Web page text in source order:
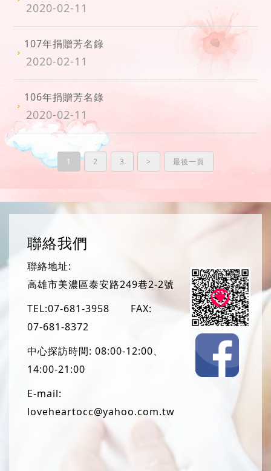
2020-02-11
107年捐贈芳名錄
2020-02-11
106年捐贈芳名錄
2020-02-11
1 2 3 > 最後一頁
聯絡我們
聯絡地址:
高雄市美濃區泰安路249巷2-2號
TEL:07-681-3958
FAX:
07-681-8372
中心探訪時間: 08:00-12:00、
14:00-21:00
E-mail:
loveheartocc@yahoo.com.tw